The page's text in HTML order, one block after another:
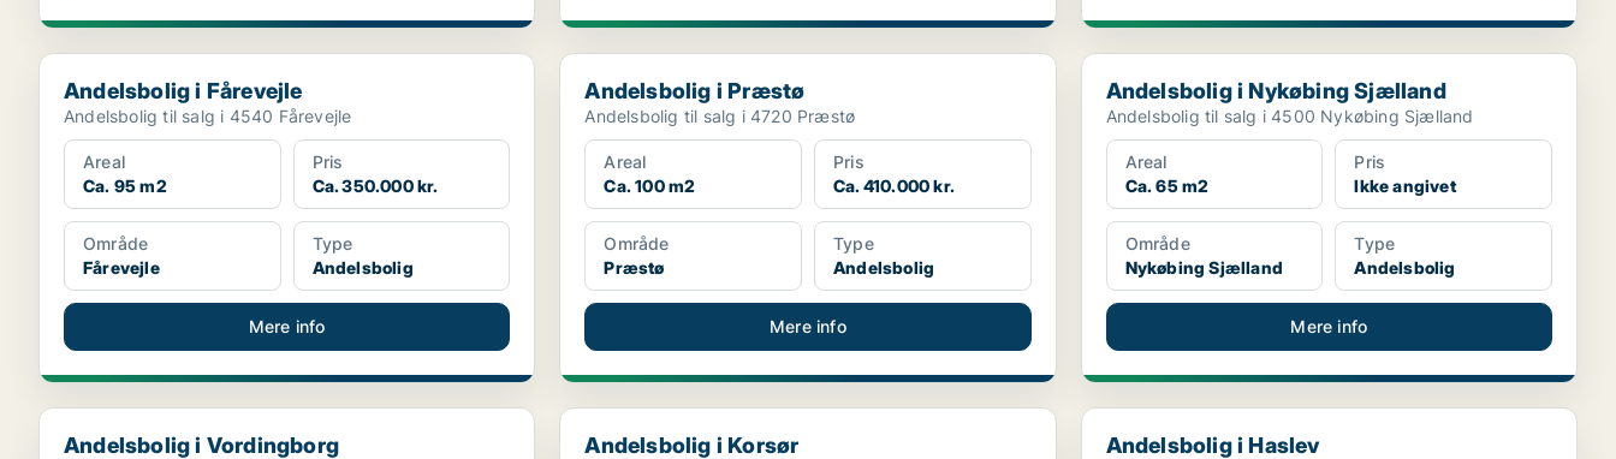
Andelsbolig i Fårevejle
Andelsbolig i Fårevejle
Andelsbolig til salg i 4540 Fårevejle
Areal
Ca. 95 m2
Pris
Ca. 350.000 kr.
Område
Fårevejle
Type
Andelsbolig
Mere info
Andelsbolig i Præstø
Andelsbolig i Præstø
Andelsbolig til salg i 4720 Præstø
Areal
Ca. 100 m2
Pris
Ca. 410.000 kr.
Område
Præstø
Type
Andelsbolig
Mere info
Andelsbolig i Nykøbing Sjælland
Andelsbolig i Nykøbing Sjælland
Andelsbolig til salg i 4500 Nykøbing Sjælland
Areal
Ca. 65 m2
Pris
Ikke angivet
Område
Nykøbing Sjælland
Type
Andelsbolig
Mere info
Andelsbolig i Vordingborg
Andelsbolig i Vordingborg
Andelsbolig i Korsør
Andelsbolig i Korsør
Andelsbolig i Haslev
Andelsbolig i Haslev